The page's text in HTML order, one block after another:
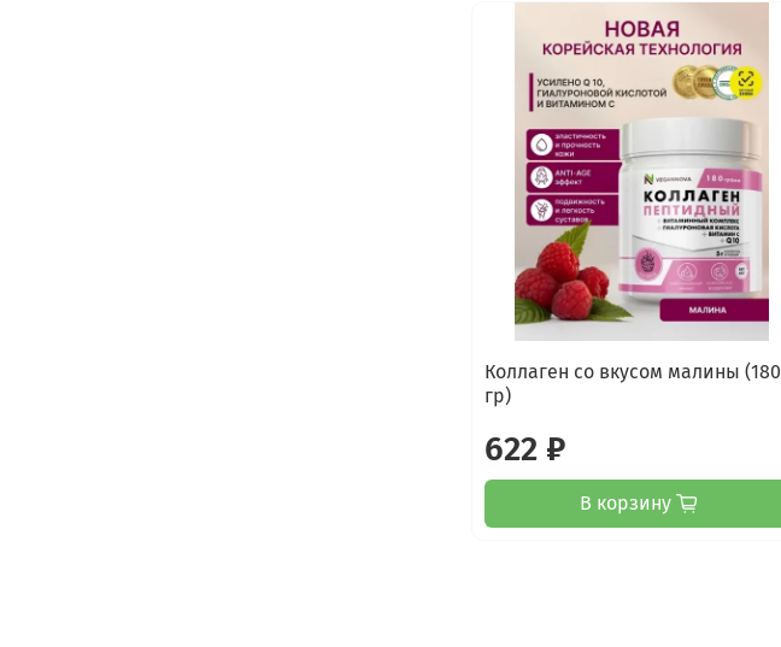
Коллаген со вкусом малины (180
гр)
622 ₽
В корзину